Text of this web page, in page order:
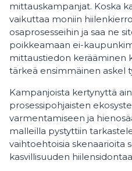
mittauskampanjat. Koska
vaikuttaa moniin
osaprosesseihin ja saa ne
poikkeamaan ei-
mittaustiedon kerääminen
tärkeä ensimmäinen askel
Kampanjoista kertynyttä
prosessipohjaisten
varmentamiseen ja
malleilla pystyttiin
vaihtoehtoisia skenaarioita
kasvillisuuden